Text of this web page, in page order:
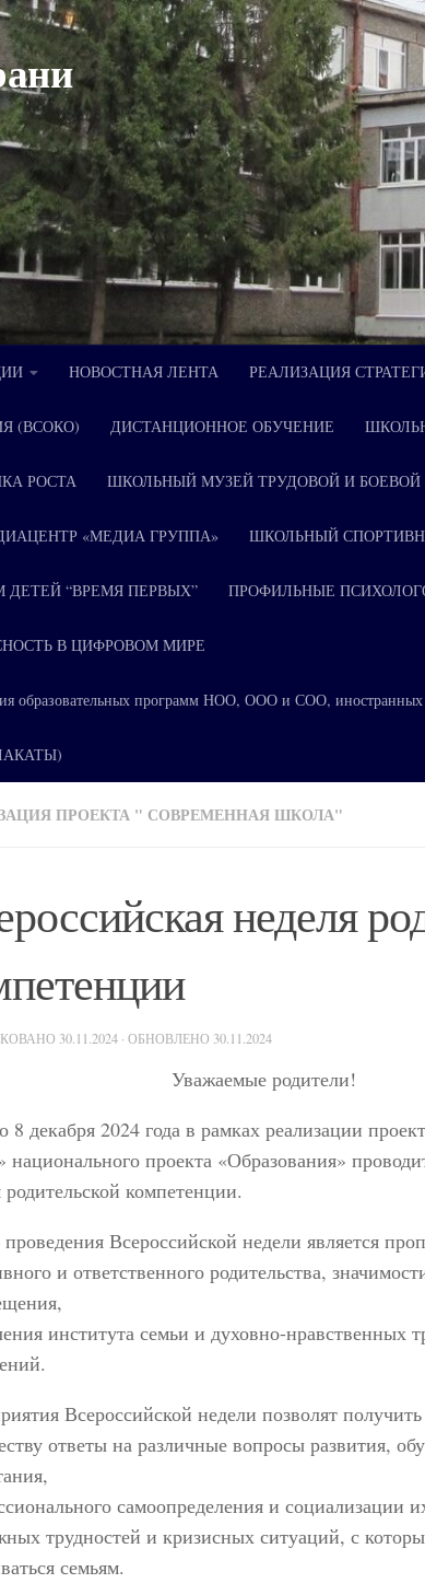
НОВОСТНАЯ ЛЕНТА РЕАЛИЗАЦИЯ
(ВСОКО) ДИСТАНЦИОННОЕ ОБУЧЕНИЕ
РОСТА ШКОЛЬНЫЙ МУЗЕЙ ТРУДОВОЙ И БОЕВОЙ
«МЕДИА ГРУППА» ШКОЛЬНЫЙ
“ВРЕМЯ ПЕРВЫХ” ПРОФИЛЬНЫЕ
В ЦИФРОВОМ МИРЕ
образовательных программ НОО, ООО и СОО,
ПРОЕКТА " СОВРЕМЕННАЯ ШКОЛА"
неделя
30.11.2024 · ОБНОВЛЕНО 30.11.2024
Уважаемые родители!
8 декабря 2024 года в рамках реализации
национального проекта «Образования»
родительской компетенции.
Всероссийской недели является
и ответственного родительства,
института семьи и духовно-нравственных
Всероссийской недели позволят
ответы на различные вопросы развития,
самоопределения и социализации
трудностей и кризисных ситуаций, с
семьям.